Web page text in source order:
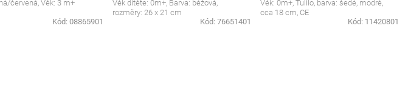
červená, Věk: 3 m+
Kód: 08865901
Věk dítěte: 0m+, Barva: béžová,
rozměry: 26 x 21 cm
Kód: 76651401
Věk: 0m+, Tulilo, barva: šedé, modré,
cca 18 cm, CE
Kód: 11420801